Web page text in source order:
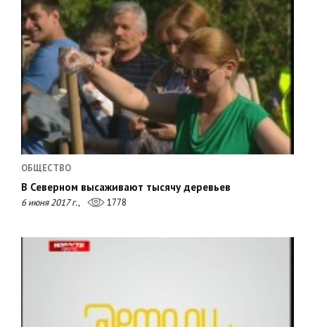
ОБЩЕСТВО
В Северном высаживают тысячу деревьев
6 июня 2017 г., 1778